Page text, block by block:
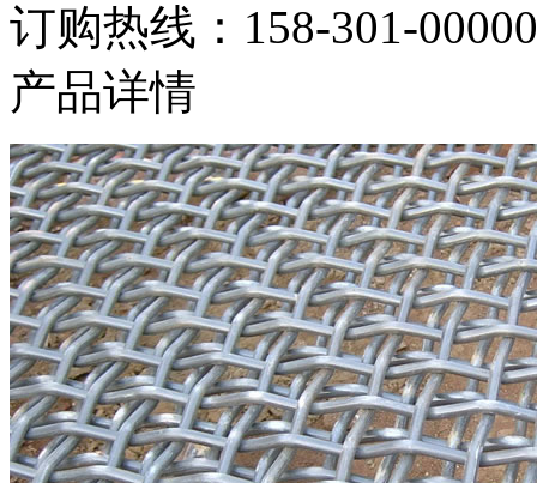
订购热线： 158-301-00000
产品详情